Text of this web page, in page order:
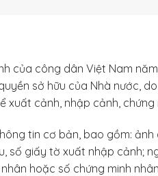
của công dân Việt Nam
sở hữu của Nhà nước,
xuất cảnh, nhập cảnh,
tin cơ bản, bao gồm:
số giấy tờ xuất nhập cảnh;
hoặc số chứng minh